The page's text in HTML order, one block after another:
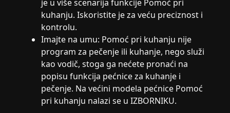
je u više scenarija funkcije Pomoć pri
kuhanju. Iskoristite je za veću preciznost i
kontrolu.
Imajte na umu: Pomoć pri kuhanju nije
program za pečenje ili kuhanje, nego služi
kao vodič, stoga ga nećete pronaći na
popisu funkcija pećnice za kuhanje i
pečenje. Na većini modela pećnice Pomoć
pri kuhanju nalazi se u IZBORNIKU.